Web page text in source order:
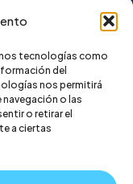
tecnologías como
del
nos permitirá
o las
o retirar el
a ciertas
nosotros